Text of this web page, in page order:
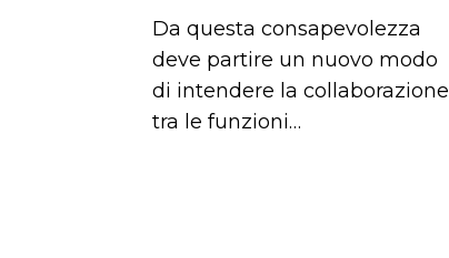
Da questa consapevolezza
deve partire un nuovo modo
di intendere la collaborazione
tra le funzioni…